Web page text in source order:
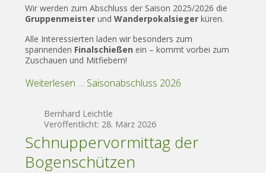
Wir werden zum Abschluss der Saison 2025/2026 die
Gruppenmeister und Wanderpokalsieger küren.
Alle Interessierten laden wir besonders zum
spannenden Finalschießen ein – kommt vorbei zum
Zuschauen und Mitfiebern!
Weiterlesen … Saisonabschluss 2026
Bernhard Leichtle
Veröffentlicht: 28. März 2026
Schnuppervormittag der
Bogenschützen